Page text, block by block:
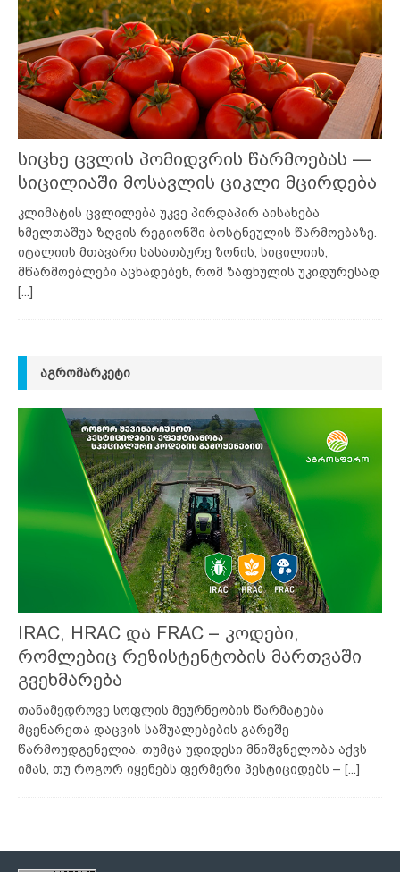
სიცხე ცვლის პომიდვრის წარმოებას —
სიცილიაში მოსავლის ციკლი მცირდება
კლიმატის ცვლილება უკვე პირდაპირ აისახება
ხმელთაშუა ზღვის რეგიონში ბოსტნეულის წარმოებაზე.
იტალიის მთავარი სასათბურე ზონის, სიცილიის,
მწარმოებლები აცხადებენ, რომ ზაფხულის უკიდურესად
[...]
ᲐᲒᲠᲝᲛᲐᲠᲙᲔᲢᲘ
IRAC, HRAC და FRAC – კოდები,
რომლებიც რეზისტენტობის მართვაში
გვეხმარება
თანამედროვე სოფლის მეურნეობის წარმატება
მცენარეთა დაცვის საშუალებების გარეშე
წარმოუდგენელია. თუმცა უდიდესი მნიშვნელობა აქვს
იმას, თუ როგორ იყენებს ფერმერი პესტიციდებს – [...]